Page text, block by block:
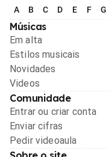
A B C D E F G
Músicas
Em alta
Estilos musicais
Novidades
Videos
Comunidade
Entrar ou criar conta
Enviar cifras
Pedir videoaula